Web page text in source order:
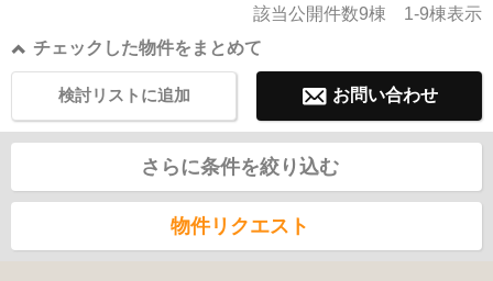
該当公開件数9棟 1-9棟表示
チェックした物件をまとめて
お問い合わせ
検討リストに追加
さらに条件を絞り込む
物件リクエスト